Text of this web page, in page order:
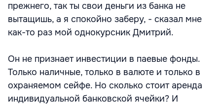
прежнего, так ты свои деньги из банка не
вытащишь, а я спокойно заберу, - сказал мне
как-то раз мой однокурсник Дмитрий.
Он не признает инвестиции в паевые фонды.
Только наличные, только в валюте и только в
охраняемом сейфе. Но сколько стоит аренда
индивидуальной банковской ячейки? И